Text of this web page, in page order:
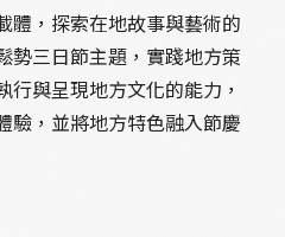
體，探索在地故事與藝術的
勢三日節主題，實踐地方策
與呈現地方文化的能力，
驗，並將地方特色融入節慶